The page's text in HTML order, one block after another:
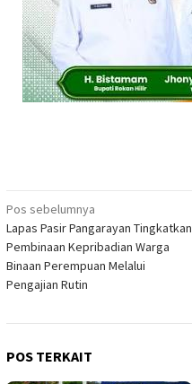
Navigasi
pos
Pos sebelumnya
Lapas Pasir Pangarayan Tingkatkan
Pembinaan Kepribadian Warga
Binaan Perempuan Melalui
Pengajian Rutin
POS TERKAIT